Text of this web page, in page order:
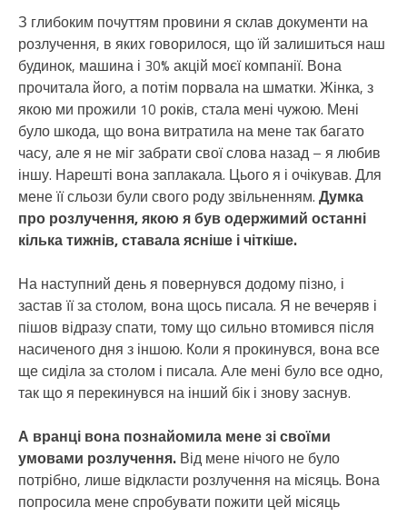
З глибоким почуттям провини я склав документи на
розлучення, в яких говорилося, що їй залишиться наш
будинок, машина і 30% акцій моєї компанії. Вона
прочитала його, а потім порвала на шматки. Жінка, з
якою ми прожили 10 років, стала мені чужою. Мені
було шкода, що вона витратила на мене так багато
часу, але я не міг забрати свої слова назад – я любив
іншу. Нарешті вона заплакала. Цього я і очікував. Для
мене її сльози були свого роду звільненням. Думка
про розлучення, якою я був одержимий останні
кілька тижнів, ставала ясніше і чіткіше.
На наступний день я повернувся додому пізно, і
застав її за столом, вона щось писала. Я не вечеряв і
пішов відразу спати, тому що сильно втомився після
насиченого дня з іншою. Коли я прокинувся, вона все
ще сиділа за столом і писала. Але мені було все одно,
так що я перекинувся на інший бік і знову заснув.
А вранці вона познайомила мене зі своїми
умовами розлучення. Від мене нічого не було
потрібно, лише відкласти розлучення на місяць. Вона
попросила мене спробувати пожити цей місяць